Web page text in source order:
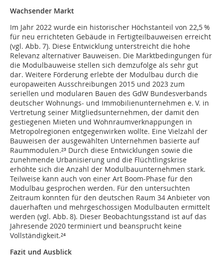
Wachsender Markt
Im Jahr 2022 wurde ein historischer Höchstanteil von 22,5 %
für neu errichteten Gebäude in Fertigteilbauweisen erreicht
(vgl. Abb. 7). Diese Entwicklung unterstreicht die hohe
Relevanz alternativer Bauweisen. Die Marktbedingungen für
die Modulbauweise stellen sich demzufolge als sehr gut
dar. Weitere Förderung erlebte der Modulbau durch die
europaweiten Ausschreibungen 2015 und 2023 zum
seriellen und modularen Bauen des GdW Bundesverbands
deutscher Wohnungs- und Immobilienunternehmen e. V. in
Vertretung seiner Mitgliedsunternehmen, der damit den
gestiegenen Mieten und Wohnraumverknappungen in
Metropolregionen entgegenwirken wollte. Eine Vielzahl der
Bauweisen der ausgewählten Unternehmen basierte auf
Raummodulen.²³ Durch diese Entwicklungen sowie die
zunehmende Urbanisierung und die Flüchtlingskrise
erhöhte sich die Anzahl der Modulbauunternehmen stark.
Teilweise kann auch von einer Art Boom-Phase für den
Modulbau gesprochen werden. Für den untersuchten
Zeitraum konnten für den deutschen Raum 34 Anbieter von
dauerhaften und mehrgeschossigen Modulbauten ermittelt
werden (vgl. Abb. 8). Dieser Beobachtungsstand ist auf das
Jahresende 2020 terminiert und beansprucht keine
Vollständigkeit.²⁴
Fazit und Ausblick